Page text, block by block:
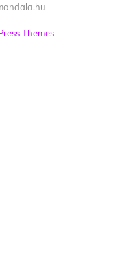
Themes